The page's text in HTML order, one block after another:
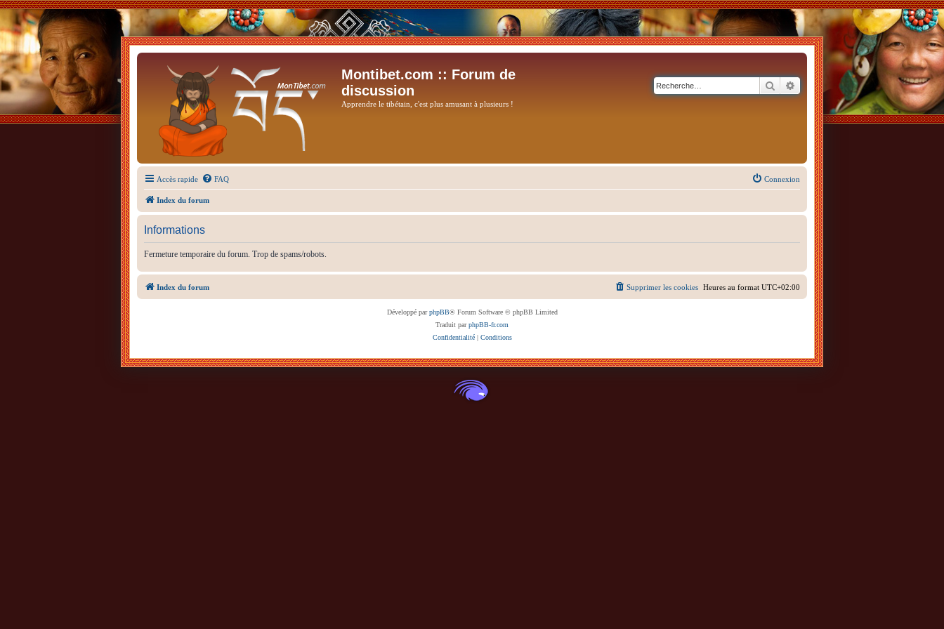
Montibet.com :: Forum de
discussion
Apprendre le tibétain, c'est plus amusant à plusieurs !
RechercherRecherche avancée
Accès rapide FAQ Connexion
Index du forum
Informations
Fermeture temporaire du forum. Trop de spams/robots.
Index du forum Heures au format UTC+02:00
Supprimer les cookies
Développé parphpBB® Forum Software © phpBB Limited
Traduit parphpBB-fr.com
Confidentialité| Conditions